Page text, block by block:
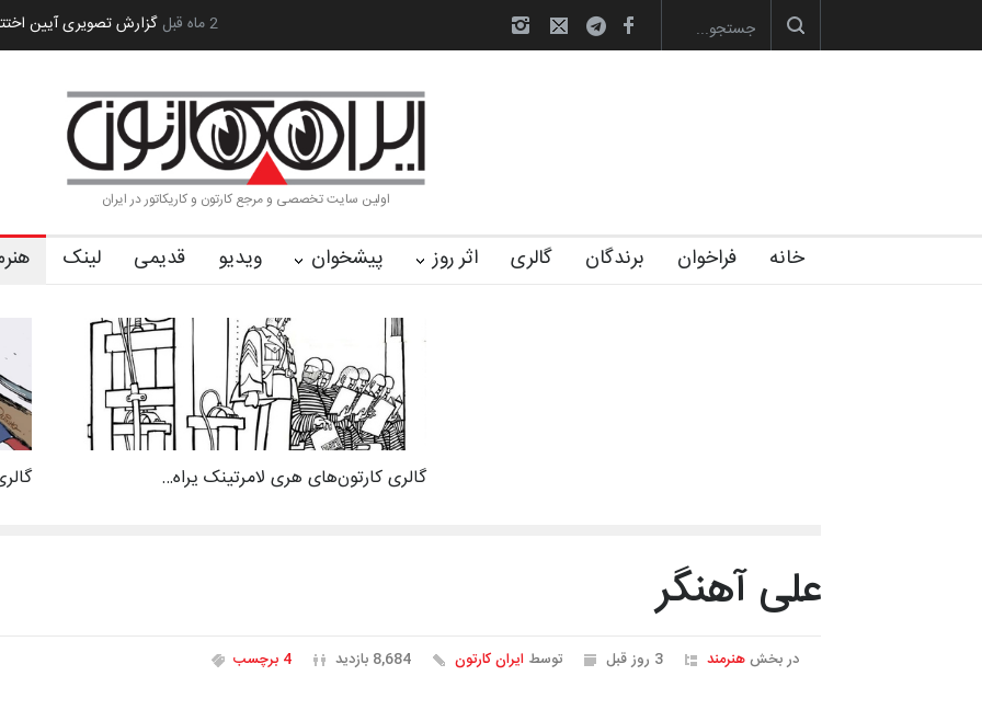
به یاد رویداد کارگاهی کارتون و پوستر «ایران سربلند»… آغاز دوره‌های تخصصی فصل تابستان 1405 خانه کا… آیین اختتامیه و اهدای جوایز سوم… 2 ماه قبل
اولین سایت تخصصی و مرجع کارتون و کاریکاتور در ایران
خانه فراخوان برندگان گالری اثر روز پیشخوان ویدیو قدیمی لینک
گالری کارتون‌های هری لامرتینک یراه…
علی آهنگر
در بخشهنرمند 3 روز قبل توسط ایران کارتون 8,684 بازدید 4 برچسب